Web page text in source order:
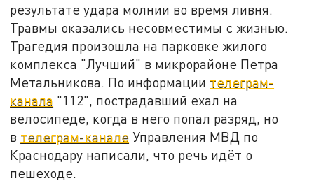
результате удара молнии во время ливня.
Травмы оказались несовместимы с жизнью.
Трагедия произошла на парковке жилого
комплекса "Лучший" в микрорайоне Петра
Метальникова. По информации телеграм-
канала "112", пострадавший ехал на
велосипеде, когда в него попал разряд, но
в телеграм-канале Управления МВД по
Краснодару написали, что речь идёт о
пешеходе.